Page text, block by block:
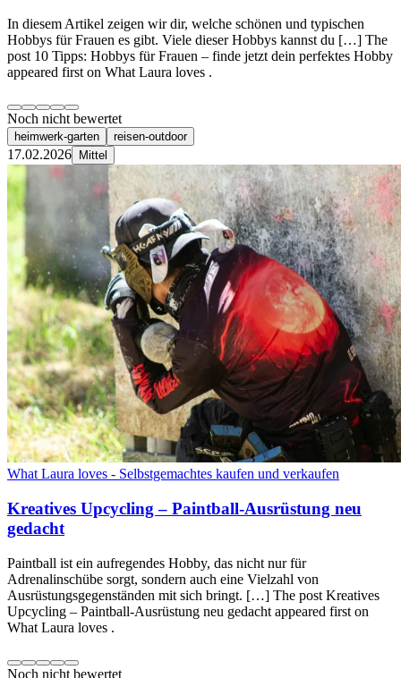
In diesem Artikel zeigen wir dir, welche schönen und typischen
Hobbys für Frauen es gibt. Viele dieser Hobbys kannst du […] The
post 10 Tipps: Hobbys für Frauen – finde jetzt dein perfektes Hobby
appeared first on What Laura loves .
Noch nicht bewertet
heimwerk-garten reisen-outdoor
17.02.2026 Mittel
What Laura loves - Selbstgemachtes kaufen und verkaufen
Kreatives Upcycling – Paintball-Ausrüstung neu
gedacht
Paintball ist ein aufregendes Hobby, das nicht nur für
Adrenalinschübe sorgt, sondern auch eine Vielzahl von
Ausrüstungsgegenständen mit sich bringt. […] The post Kreatives
Upcycling – Paintball-Ausrüstung neu gedacht appeared first on
What Laura loves .
Noch nicht bewertet